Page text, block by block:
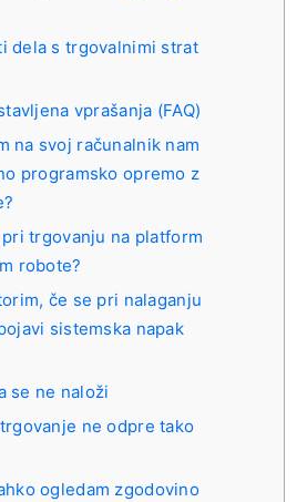
dela s trgovalnimi strat
vprašanja (FAQ)
na svoj računalnik nam
programsko opremo z
trgovanju na platform
robote?
če se pri nalaganju
sistemska napak
se ne naloži
ne odpre tako
ogledam zgodovino